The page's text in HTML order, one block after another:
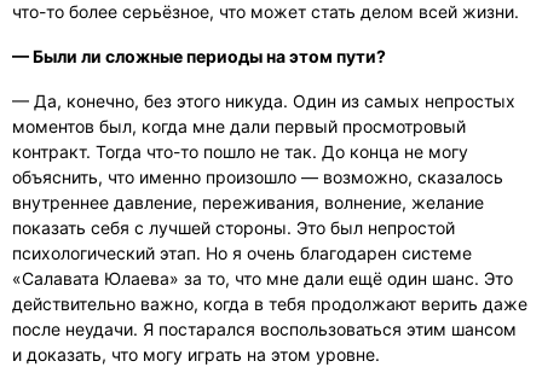
что-то более серьёзное, что может стать делом всей жизни.
— Были ли сложные периоды на этом пути?
— Да, конечно, без этого никуда. Один из самых непростых
моментов был, когда мне дали первый просмотровый
контракт. Тогда что-то пошло не так. До конца не могу
объяснить, что именно произошло — возможно, сказалось
внутреннее давление, переживания, волнение, желание
показать себя с лучшей стороны. Это был непростой
психологический этап. Но я очень благодарен системе
«Салавата Юлаева» за то, что мне дали ещё один шанс. Это
действительно важно, когда в тебя продолжают верить даже
после неудачи. Я постарался воспользоваться этим шансом
и доказать, что могу играть на этом уровне.